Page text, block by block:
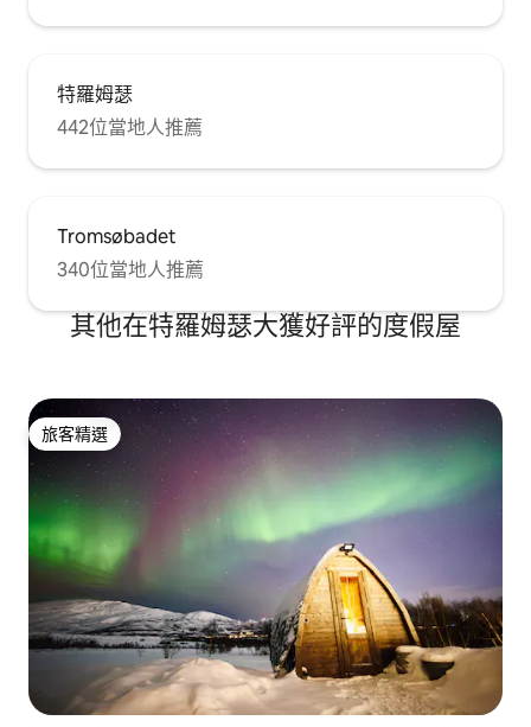
特羅姆瑟
442位當地人推薦
Tromsøbadet
340位當地人推薦
其他在特羅姆瑟大獲好評的度假屋
旅客精選
旅客精選